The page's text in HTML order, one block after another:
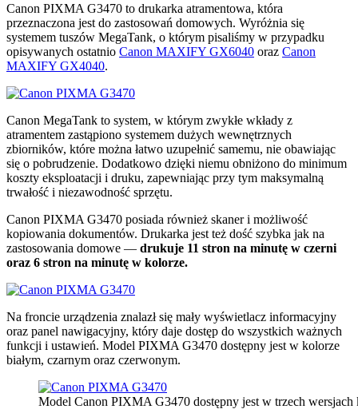
Canon PIXMA G3470 to drukarka atramentowa, która
przeznaczona jest do zastosowań domowych. Wyróżnia się
systemem tuszów MegaTank, o którym pisaliśmy w przypadku
opisywanych ostatnio Canon MAXIFY GX6040 oraz Canon
MAXIFY GX4040.
Canon MegaTank to system, w którym zwykłe wkłady z
atramentem zastąpiono systemem dużych wewnętrznych
zbiorników, które można łatwo uzupełnić samemu, nie obawiając
się o pobrudzenie. Dodatkowo dzięki niemu obniżono do minimum
koszty eksploatacji i druku, zapewniając przy tym maksymalną
trwałość i niezawodność sprzętu.
Canon PIXMA G3470 posiada również skaner i możliwość
kopiowania dokumentów. Drukarka jest też dość szybka jak na
zastosowania domowe — drukuje 11 stron na minutę w czerni
oraz 6 stron na minutę w kolorze.
Na froncie urządzenia znalazł się mały wyświetlacz informacyjny
oraz panel nawigacyjny, który daje dostęp do wszystkich ważnych
funkcji i ustawień. Model PIXMA G3470 dostępny jest w kolorze
białym, czarnym oraz czerwonym.
Model Canon PIXMA G3470 dostępny jest w trzech